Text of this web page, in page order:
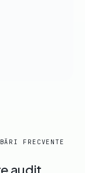
FRECVENTE
audit